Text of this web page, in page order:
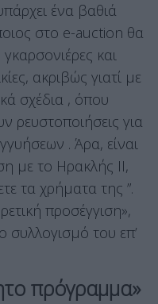
ένα βαθιά
στο e-auction θα
και
ακριβώς γιατί με
σχέδια , όπου
ρευστοποιήσεις για
. Άρα, είναι
με το Ηρακλής ΙΙ,
τα χρήματα της ”.
προσέγγιση»,
συλλογισμό του επ’
πρόγραμμα»